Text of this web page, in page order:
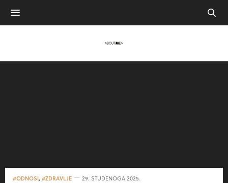
#ODNOSI,#ZDRAVLJE 29. STUDENOGA 2025.